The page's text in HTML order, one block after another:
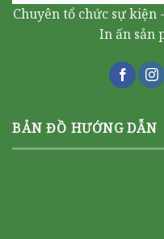
Chuyên tổ chức sự kiện
In ấn sản
BẢN ĐỒ HƯỚNG DẪN